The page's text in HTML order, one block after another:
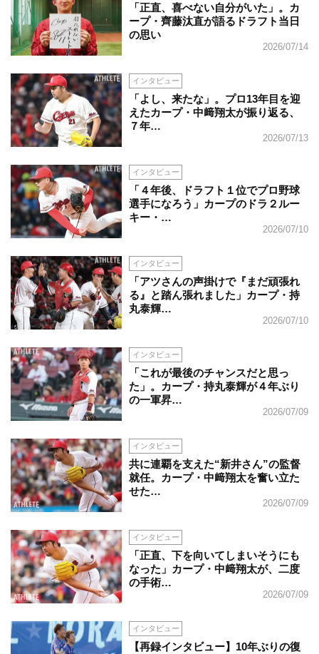
「正直、喜べない自分がいた」。カ
ープ・齊藤汰直が語るドラフト当日
の思い
2026/07/14
インタビュー
「よし、来たな」。プロ13年目を迎
えたカープ・中﨑翔太が振り返る、
７年…
2026/07/13
インタビュー
「４年後、ドラフト１位でプロ野球
選手になろう」カープのドラ２ルー
キー・…
2026/07/10
インタビュー
「アツさんの声掛けで『まだ頑張れ
る』と踏ん張れました」カープ・持
丸泰輝…
2026/07/10
インタビュー
「これが最後のチャンスだと思っ
た」。カープ・持丸泰輝が４年ぶり
の一軍昇…
2026/07/09
インタビュー
共に連覇を支えた“新井さん”の監督
就任。カープ・中﨑翔太を奮い立た
せた…
2026/07/09
インタビュー
「正直、下を向いてしまいそうにも
なった」カープ・中﨑翔太が、二度
の手術…
2026/07/09
インタビュー
【再録インタビュー】10年ぶりの復